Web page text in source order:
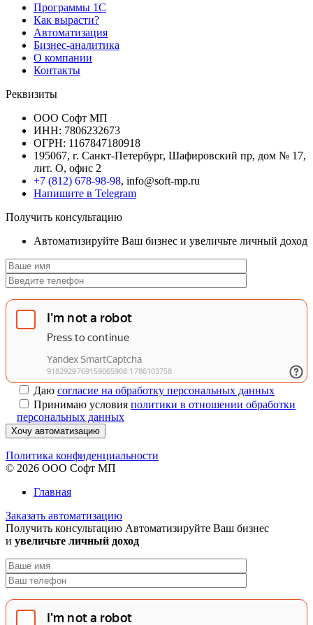
Программы 1С
Как вырасти?
Автоматизация
Бизнес-аналитика
О компании
Контакты
Реквизиты
ООО Софт МП
ИНН: 7806232673
ОГРН: 1167847180918
195067, г. Санкт-Петербург, Шафировский пр, дом № 17,
лит. О, офис 2
+7 (812) 678-98-98, info@soft-mp.ru
Напишите в Telegram
Получить консультацию
Автоматизируйте Ваш бизнес и увеличьте личный доход
Даю согласие на обработку персональных данных
Принимаю условия политики в отношении обработки
персональных данных
Хочу автоматизацию
Политика конфиденциальности
© 2026 ООО Софт МП
Главная
Заказать автоматизацию
Получить консультацию Автоматизируйте Ваш бизнес
и увеличьте личный доход